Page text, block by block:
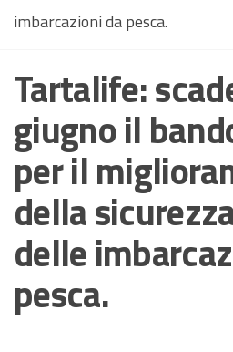
imbarcazioni da pesca.
Tartalife:
giugno il
per il
della
delle
pesca.